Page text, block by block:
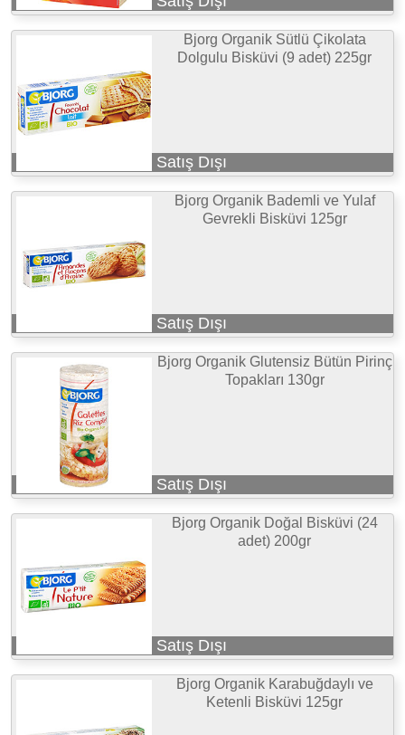
Bjorg Organik Sütlü Çikolata
Dolgulu Bisküvi (9 adet) 225gr
Satış Dışı
Bjorg Organik Bademli ve Yulaf
Gevrekli Bisküvi 125gr
Satış Dışı
Bjorg Organik Glutensiz Bütün Pirinç
Topakları 130gr
Satış Dışı
Bjorg Organik Doğal Bisküvi (24
adet) 200gr
Satış Dışı
Bjorg Organik Karabuğdaylı ve
Ketenli Bisküvi 125gr